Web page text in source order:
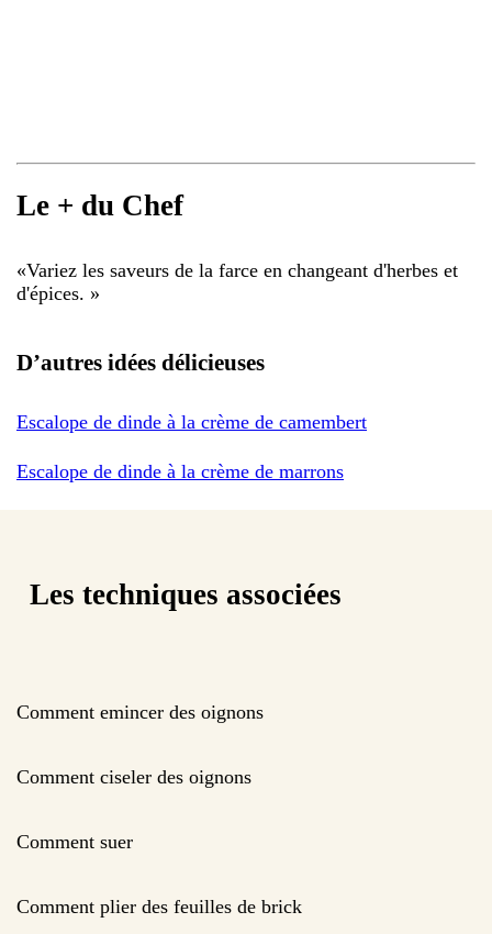
Le + du Chef
«Variez les saveurs de la farce en changeant d'herbes et
d'épices. »
D’autres idées délicieuses
Escalope de dinde à la crème de camembert
Escalope de dinde à la crème de marrons
Les techniques associées
Comment emincer des oignons
Comment ciseler des oignons
Comment suer
Comment plier des feuilles de brick